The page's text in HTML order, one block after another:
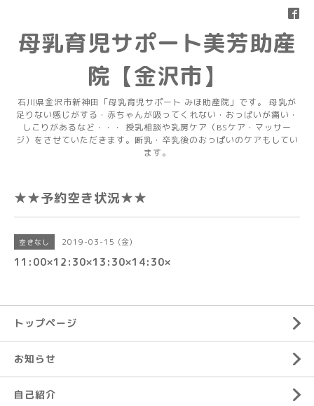
母乳育児サポート美芳助産
院【金沢市】
石川県金沢市新神田「母乳育児サポート みほ助産院」です。 母乳が
足りない感じがする・赤ちゃんが吸ってくれない・おっぱいが痛い・
しこりがあるなど・・・ 授乳相談や乳房ケア（BSケア・マッサー
ジ）をさせていただきます。断乳・卒乳後のおっぱいのケアもしてい
ます。
★★予約空き状況★★
空きなし 2019-03-15 (金)
11:00×12:30×13:30×14:30×
トップページ
お知らせ
自己紹介